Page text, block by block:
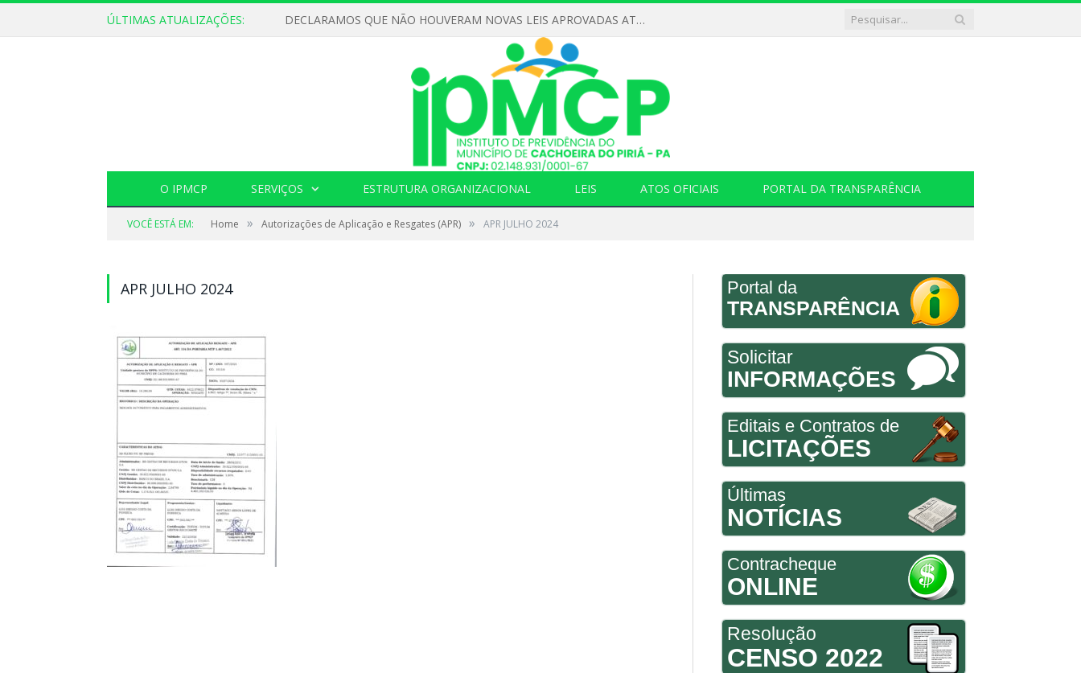
ÚLTIMAS ATUALIZAÇÕES: DECLARAMOS QUE NÃO HOUVERAM NOVAS LEIS APROVADAS ATÉ O MOMENTO PARA O INSTITUTO DE PREVIDÊNCIA NO ANO DE 2026
O IPMCP SERVIÇOS ESTRUTURA ORGANIZACIONAL LEIS ATOS OFICIAIS PORTAL DA TRANSPARÊNCIA
VOCÊ ESTÁ EM: Home » Autorizações de Aplicação e Resgates (APR) » APR JULHO 2024
APR JULHO 2024 Portal da
TRANSPARÊNCIA
Solicitar
INFORMAÇÕES
Editais e Contratos de
LICITAÇÕES
Últimas
NOTÍCIAS
Contracheque
ONLINE
Resolução
CENSO 2022